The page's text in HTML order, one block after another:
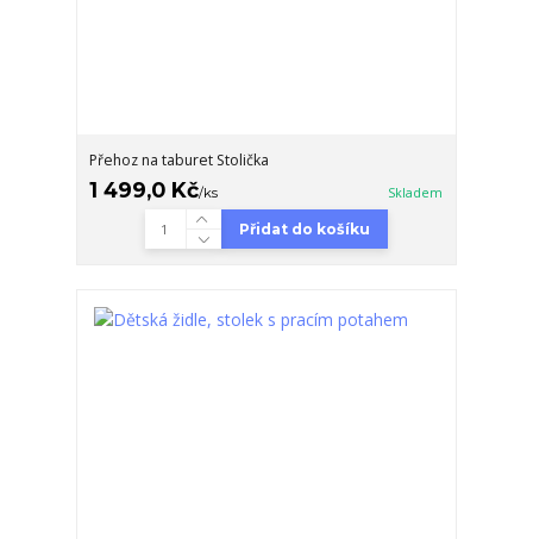
Přehoz na taburet Stolička
1 499,0 Kč/ks Skladem
Přidat do košíku